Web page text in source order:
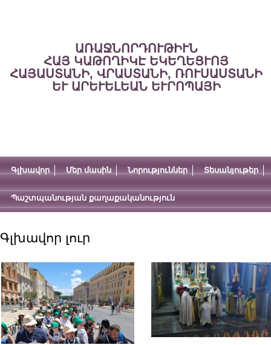
ԱՌԱՋՆՈՐԴՈՒԹԻՒՆ
ՀԱՅ ԿԱԹՈՂԻԿԷ ԵԿԵՂԵՑՒՈՅ
ՀԱՅԱՍՏԱՆԻ, ՎՐԱՍՏԱՆԻ, ՌՈՒՍԱՍՏԱՆԻ
ԵՒ ԱՐԵՒԵԼԵԱՆ ԵՒՐՈՊԱՅԻ
Գլխավոր Մեր մասին Նորություններ Տեսանյութեր
Պաշտպանության քաղաքականություն
Գլխավոր լուր